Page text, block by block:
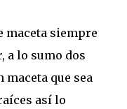
maceta siempre
a lo sumo dos
que sea
así lo